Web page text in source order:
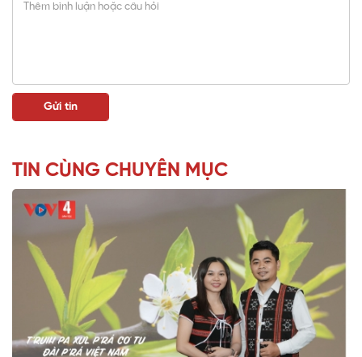
TIN CÙNG CHUYÊN MỤC